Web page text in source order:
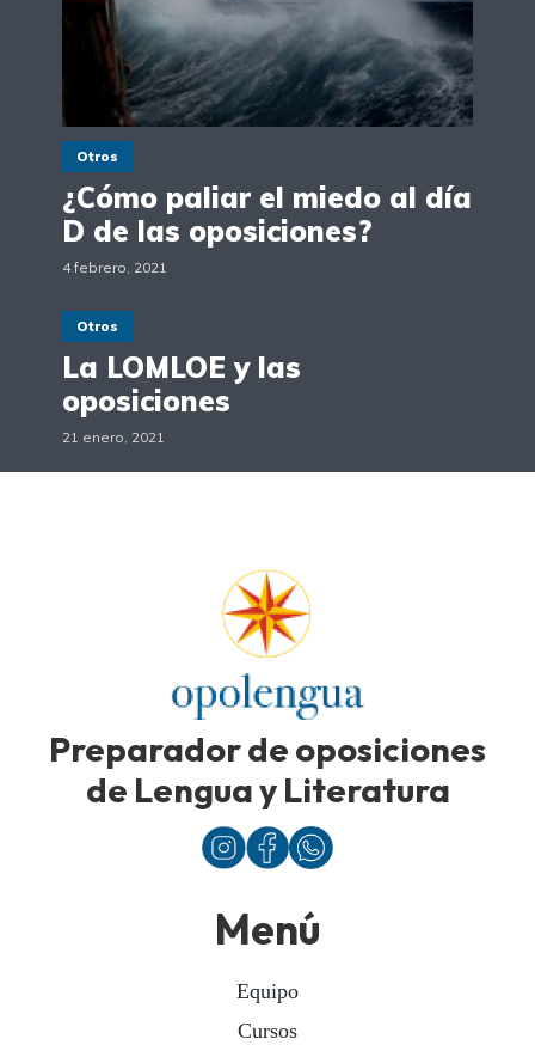
Otros
¿Cómo paliar el miedo al día
D de las oposiciones?
4 febrero, 2021
Otros
La LOMLOE y las
oposiciones
21 enero, 2021
Preparador de oposiciones
de Lengua y Literatura
Menú
Equipo
Cursos